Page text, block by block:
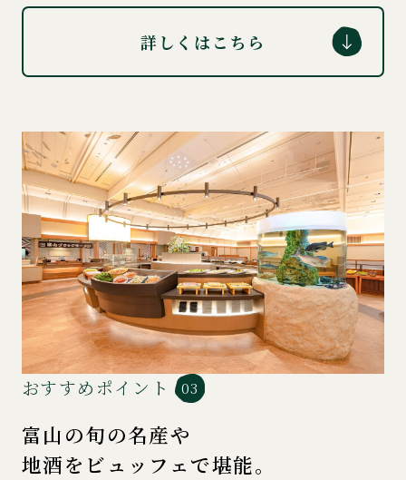
詳しくはこちら
おすすめポイント 03
富山の旬の名産や
地酒をビュッフェで堪能。